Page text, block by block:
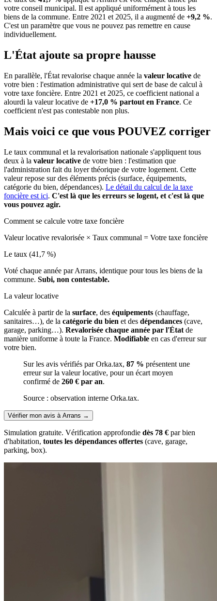
votre conseil municipal. Il est appliqué uniformément à tous les
biens de la commune. Entre 2021 et 2025, il a augmenté de +9,2 %.
C'est un paramètre que vous ne pouvez pas remettre en cause
individuellement.
L'État ajoute sa propre hausse
En parallèle, l'État revalorise chaque année la valeur locative de
votre bien : l'estimation administrative qui sert de base de calcul à
votre taxe foncière. Entre 2021 et 2025, ce coefficient national a
alourdi la valeur locative de +17,0 % partout en France. Ce
coefficient n'est pas contestable non plus.
Mais voici ce que vous POUVEZ corriger
Le taux communal et la revalorisation nationale s'appliquent tous
deux à la valeur locative de votre bien : l'estimation que
l'administration fait du loyer théorique de votre logement. Cette
valeur repose sur des éléments précis (surface, équipements,
catégorie du bien, dépendances). Le détail du calcul de la taxe
foncière est ici. C'est là que les erreurs se logent, et c'est là que
vous pouvez agir.
Comment se calcule votre taxe foncière
Valeur locative revalorisée × Taux communal = Votre taxe foncière
Le taux (41,7 %)
Voté chaque année par Arrans, identique pour tous les biens de la
commune. Subi, non contestable.
La valeur locative
Calculée à partir de la surface, des équipements (chauffage,
sanitaires…), de la catégorie du bien et des dépendances (cave,
garage, parking…). Revalorisée chaque année par l'État de
manière uniforme à toute la France. Modifiable en cas d'erreur sur
votre bien.
Sur les avis vérifiés par Orka.tax, 87 % présentent une
erreur sur la valeur locative, pour un écart moyen
confirmé de 260 € par an.
Source : observation interne Orka.tax.
Vérifier mon avis à Arrans →
Simulation gratuite. Vérification approfondie dès 78 € par bien
d'habitation, toutes les dépendances offertes (cave, garage,
parking, box).